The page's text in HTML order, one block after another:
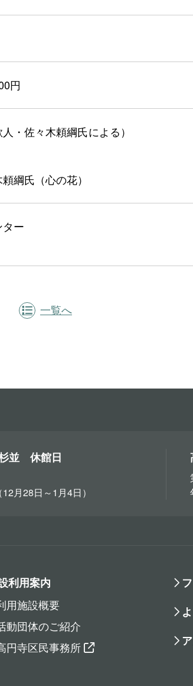
円
・佐々木頼綱氏による）
綱氏（心の花）
ー
一覧へ
並 休館日
月28日～1月4日）
利用案内
用施設概要
動団体のご紹介
円寺区民事務所